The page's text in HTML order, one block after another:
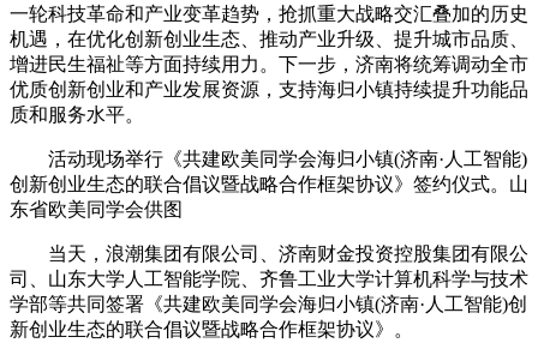
一轮科技革命和产业变革趋势，抢抓重大战略交汇叠加的历史
机遇，在优化创新创业生态、推动产业升级、提升城市品质、
增进民生福祉等方面持续用力。下一步，济南将统筹调动全市
优质创新创业和产业发展资源，支持海归小镇持续提升功能品
质和服务水平。
活动现场举行《共建欧美同学会海归小镇(济南·人工智能)
创新创业生态的联合倡议暨战略合作框架协议》签约仪式。山
东省欧美同学会供图
当天，浪潮集团有限公司、济南财金投资控股集团有限公
司、山东大学人工智能学院、齐鲁工业大学计算机科学与技术
学部等共同签署《共建欧美同学会海归小镇(济南·人工智能)创
新创业生态的联合倡议暨战略合作框架协议》。